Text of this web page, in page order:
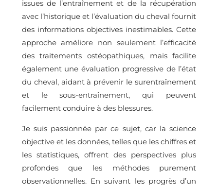
issues de l’entraînement et de la récupération
avec l’historique et l’évaluation du cheval fournit
des informations objectives inestimables. Cette
approche améliore non seulement l’efficacité
des traitements ostéopathiques, mais facilite
également une évaluation progressive de l’état
du cheval, aidant à prévenir le surentraînement
et le sous-entraînement, qui peuvent
facilement conduire à des blessures.
Je suis passionnée par ce sujet, car la science
objective et les données, telles que les chiffres et
les statistiques, offrent des perspectives plus
profondes que les méthodes purement
observationnelles. En suivant les progrès d’un